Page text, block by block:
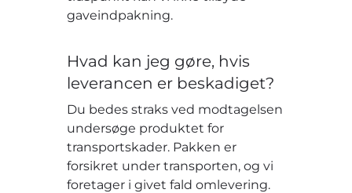
gaveindpakning.
Hvad kan jeg gøre, hvis
leverancen er beskadiget?
Du bedes straks ved modtagelsen
undersøge produktet for
transportskader. Pakken er
forsikret under transporten, og vi
foretager i givet fald omlevering.